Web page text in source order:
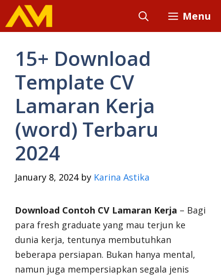
Skip
to
Menu
15+ Download
Template CV
Lamaran Kerja
(word) Terbaru
2024
January 8, 2024 by Karina Astika
Download Contoh CV Lamaran Kerja – Bagi
para fresh graduate yang mau terjun ke
dunia kerja, tentunya membutuhkan
beberapa persiapan. Bukan hanya mental,
namun juga mempersiapkan segala jenis